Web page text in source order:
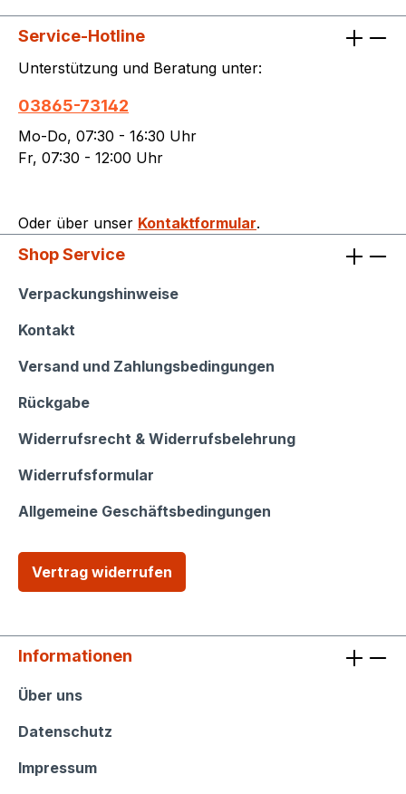
Service-Hotline
Unterstützung und Beratung unter:
03865-73142
Mo-Do, 07:30 - 16:30 Uhr
Fr, 07:30 - 12:00 Uhr
Oder über unser Kontaktformular.
Shop Service
Shop Service
Verpackungshinweise
Kontakt
Versand und Zahlungsbedingungen
Rückgabe
Widerrufsrecht & Widerrufsbelehrung
Widerrufsformular
Allgemeine Geschäftsbedingungen
Vertrag widerrufen
Informationen
Informationen
Über uns
Datenschutz
Impressum